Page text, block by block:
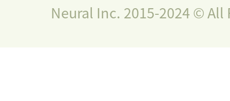
Neural Inc. 2015-2024 © All